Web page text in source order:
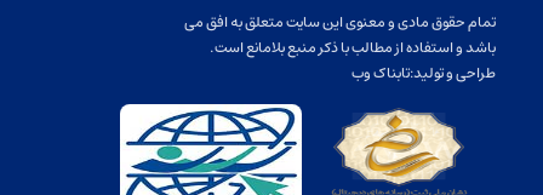
تمام حقوق مادی و معنوی این سایت متعلق به افق می
باشد و استفاده از مطالب با ذکر منبع بلامانع است.
طراحی و تولید:تابناک وب